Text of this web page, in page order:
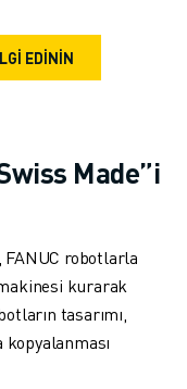
EDİNİN
Made”i
robotlarla
kurarak
tasarımı,